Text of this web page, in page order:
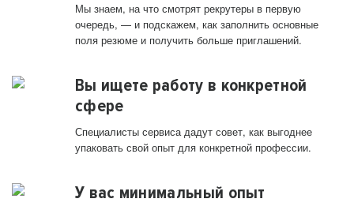
Мы знаем, на что смотрят рекрутеры в первую
очередь, — и подскажем, как заполнить основные
поля резюме и получить больше приглашений.
Вы ищете работу в конкретной
сфере
Специалисты сервиса дадут совет, как выгоднее
упаковать свой опыт для конкретной профессии.
У вас минимальный опыт